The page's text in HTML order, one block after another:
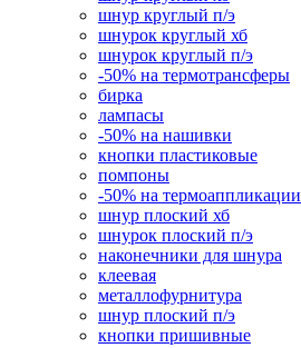
шнур круглый п/э
шнурок круглый хб
шнурок круглый п/э
-50% на термотрансферы
бирка
лампасы
-50% на нашивки
кнопки пластиковые
помпоны
-50% на термоаппликации
шнур плоский хб
шнурок плоский п/э
наконечники для шнура
клеевая
металлофурнитура
шнур плоский п/э
кнопки пришивные